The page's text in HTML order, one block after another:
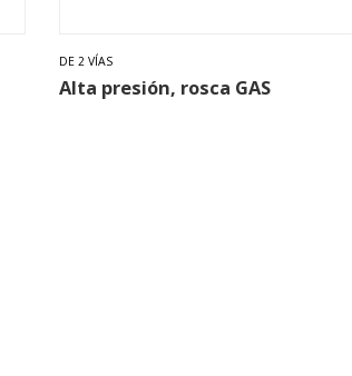
DE 2 VÍAS
Alta presión, rosca GAS